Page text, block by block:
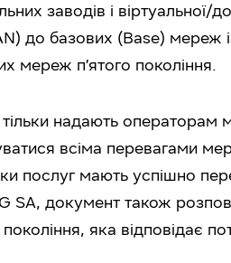
заводів і
до базових (Base)
мереж п’ятого покоління.
надають операторам
всіма перевагами
послуг мають успішно
SA, документ також
яка відповідає